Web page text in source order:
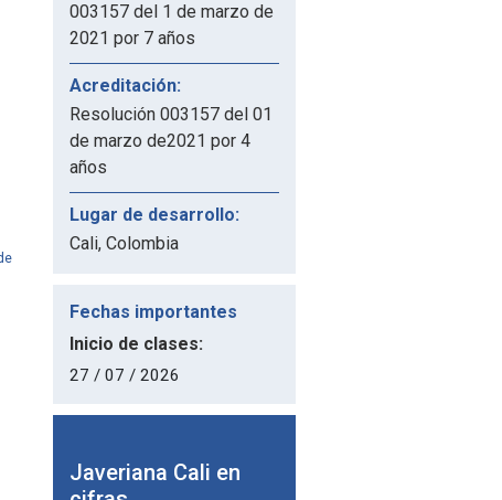
003157 del 1 de marzo de
2021 por 7 años
Acreditación:
Resolución 003157 del 01
de marzo de2021 por 4
años
Lugar de desarrollo:
Cali, Colombia
Fechas importantes
Inicio de clases:
27 / 07 / 2026
Cali en
Javeriana Cali en